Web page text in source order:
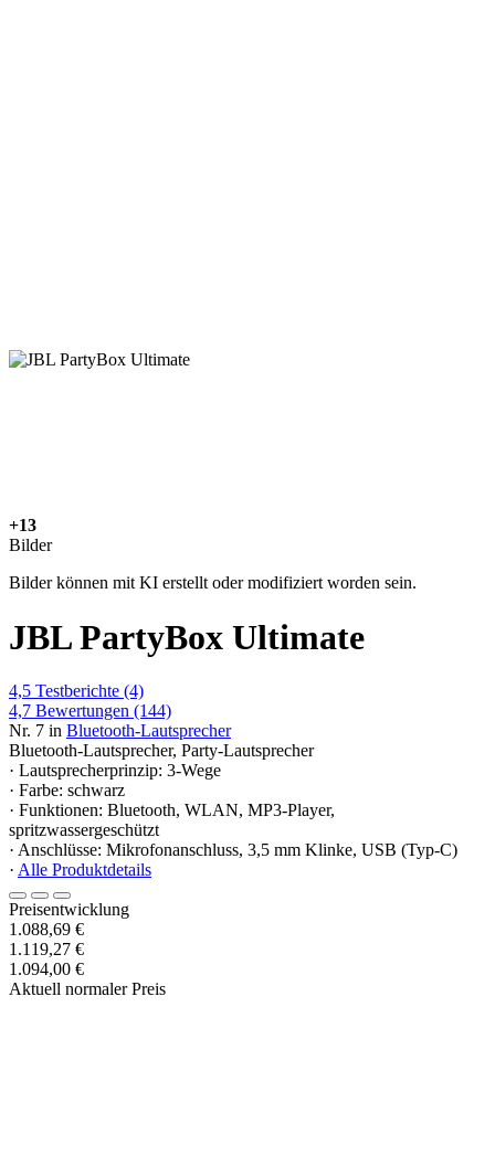
+13
Bilder
Bilder können mit KI erstellt oder modifiziert worden sein.
JBL PartyBox Ultimate
4,5 Testberichte (4)
4,7 Bewertungen (144)
Nr. 7 in Bluetooth-Lautsprecher
Bluetooth-Lautsprecher, Party-Lautsprecher
· Lautsprecherprinzip: 3-Wege
· Farbe: schwarz
· Funktionen: Bluetooth, WLAN, MP3-Player,
spritzwassergeschützt
· Anschlüsse: Mikrofonanschluss, 3,5 mm Klinke, USB (Typ-C)
· Alle Produktdetails
Preisentwicklung
1.088,69 €
1.119,27 €
1.094,00 €
Aktuell normaler Preis